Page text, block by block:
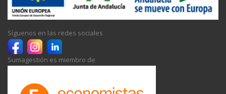
Síguenos en las redes sociales
Sumagestión es miembro de